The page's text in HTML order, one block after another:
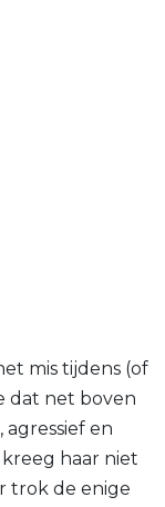
mis tijdens (of
dat net boven
en
haar niet
trok de enige